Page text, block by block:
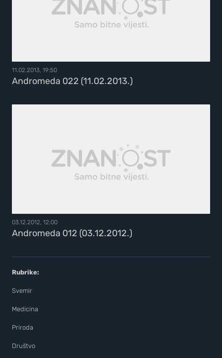
11.02.2013, 19:50
Andromeda 022 (11.02.2013.)
03.12.2012, 12:00
Andromeda 012 (03.12.2012.)
Rubrike:
Svemir
Medicina
Priroda
Društvo